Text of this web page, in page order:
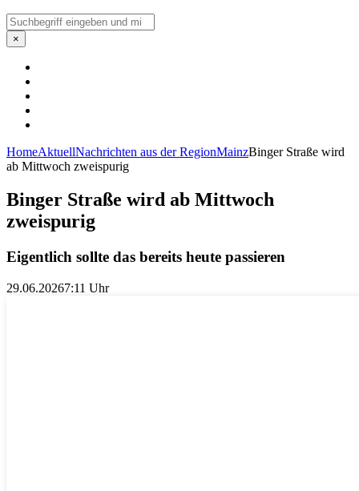
Suchen
×
HomeAktuellNachrichten aus der RegionMainzBinger Straße wird
ab Mittwoch zweispurig
Binger Straße wird ab Mittwoch
zweispurig
Eigentlich sollte das bereits heute passieren
29.06.20267:11 Uhr